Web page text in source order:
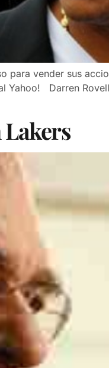
vender sus
Yahoo! Darren
Lakers